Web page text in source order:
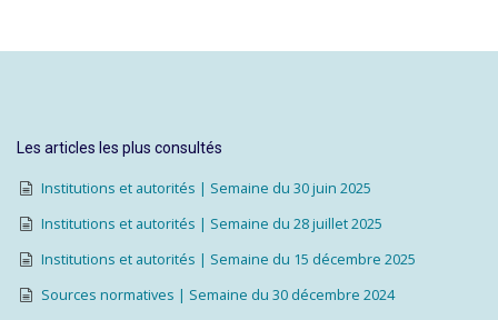
Les articles les plus consultés
Institutions et autorités | Semaine du 30 juin 2025
Institutions et autorités | Semaine du 28 juillet 2025
Institutions et autorités | Semaine du 15 décembre 2025
Sources normatives | Semaine du 30 décembre 2024